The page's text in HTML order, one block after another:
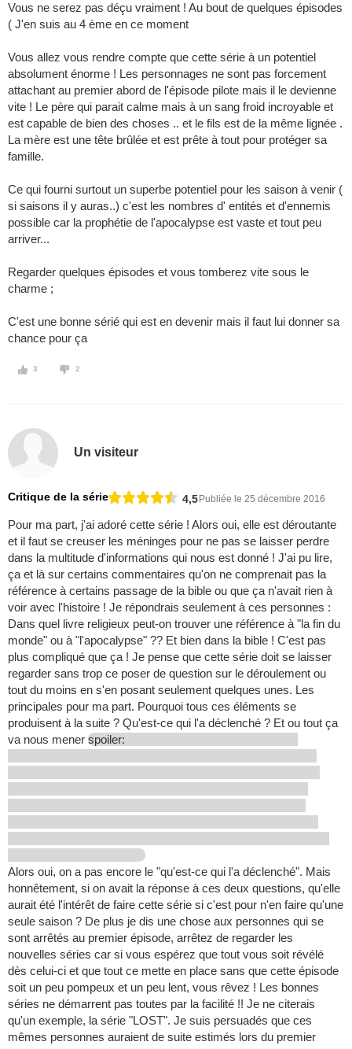
Vous ne serez pas déçu vraiment ! Au bout de quelques épisodes
( J'en suis au 4 ème en ce moment
Vous allez vous rendre compte que cette série à un potentiel
absolument énorme ! Les personnages ne sont pas forcement
attachant au premier abord de l'épisode pilote mais il le devienne
vite ! Le père qui parait calme mais à un sang froid incroyable et
est capable de bien des choses .. et le fils est de la même lignée .
La mère est une tête brûlée et est prête à tout pour protéger sa
famille.
Ce qui fourni surtout un superbe potentiel pour les saison à venir (
si saisons il y auras..) c'est les nombres d' entités et d'ennemis
possible car la prophétie de l'apocalypse est vaste et tout peu
arriver...
Regarder quelques épisodes et vous tomberez vite sous le
charme ;
C'est une bonne sérié qui est en devenir mais il faut lui donner sa
chance pour ça
3 2
Un visiteur
Critique de la série 4,5Publiée le 25 décembre 2016
Pour ma part, j'ai adoré cette série ! Alors oui, elle est déroutante
et il faut se creuser les méninges pour ne pas se laisser perdre
dans la multitude d'informations qui nous est donné ! J'ai pu lire,
ça et là sur certains commentaires qu'on ne comprenait pas la
référence à certains passage de la bible ou que ça n'avait rien à
voir avec l'histoire ! Je répondrais seulement à ces personnes :
Dans quel livre religieux peut-on trouver une référence à "la fin du
monde" ou à "l'apocalypse" ?? Et bien dans la bible ! C'est pas
plus compliqué que ça ! Je pense que cette série doit se laisser
regarder sans trop ce poser de question sur le déroulement ou
tout du moins en s'en posant seulement quelques unes. Les
principales pour ma part. Pourquoi tous ces éléments se
produisent à la suite ? Qu'est-ce qui l'a déclenché ? Et ou tout ça
va nous mener spoiler:
Alors oui, on a pas encore le "qu'est-ce qui l'a déclenché". Mais
honnêtement, si on avait la réponse à ces deux questions, qu'elle
aurait été l'intérêt de faire cette série si c'est pour n'en faire qu'une
seule saison ? De plus je dis une chose aux personnes qui se
sont arrêtés au premier épisode, arrêtez de regarder les
nouvelles séries car si vous espérez que tout vous soit révélé
dès celui-ci et que tout ce mette en place sans que cette épisode
soit un peu pompeux et un peu lent, vous rêvez ! Les bonnes
séries ne démarrent pas toutes par la facilité !! Je ne citerais
qu'un exemple, la série "LOST". Je suis persuadés que ces
mêmes personnes auraient de suite estimés lors du premier